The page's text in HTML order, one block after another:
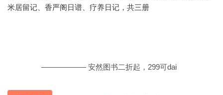
米居留记、香严阁日谱、疗养日记，共三册
—————— 安然图书二折起，299可dai